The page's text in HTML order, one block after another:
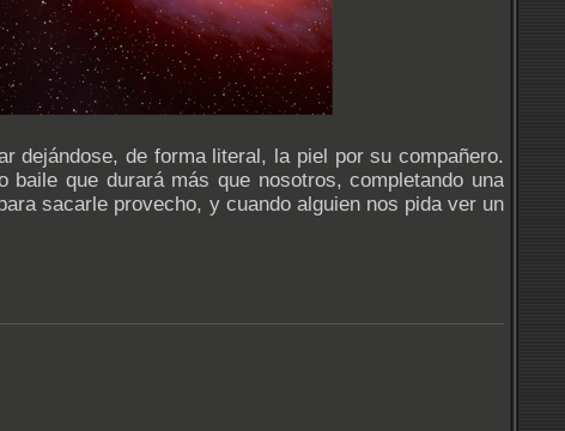
dejándose, de forma literal, la piel por su compañero.
que durará más que nosotros, completando una
sacarle provecho, y cuando alguien nos pida ver un